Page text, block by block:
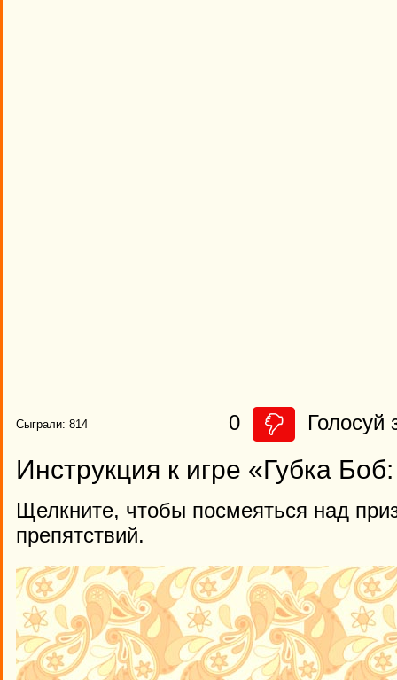
Сыграли: 814 0 Голосуй
Инструкция к игре «Губка
Щелкните, чтобы посмеяться над
препятствий.